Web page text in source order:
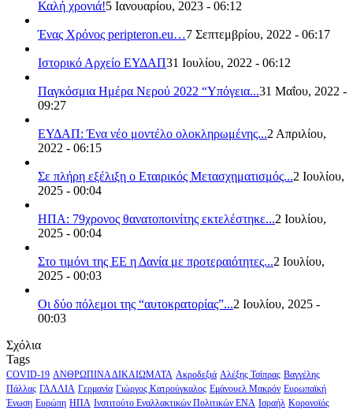
Καλή χρονιά!5 Ιανουαρίου, 2023 - 06:12
Ένας Χρόνος peripteron.eu…7 Σεπτεμβρίου, 2022 - 06:17
Ιστορικό Αρχείο ΕΥΔΑΠ31 Ιουλίου, 2022 - 06:12
Παγκόσμια Ημέρα Νερού 2022 “Υπόγεια...31 Μαΐου, 2022 -
09:27
ΕΥΔΑΠ: Ένα νέο μοντέλο ολοκληρωμένης...2 Απριλίου,
2022 - 06:15
Σε πλήρη εξέλιξη ο Εταιρικός Μετασχηματισμός...2 Ιουλίου,
2025 - 00:04
ΗΠΑ: 79χρονος θανατοποινίτης εκτελέστηκε...2 Ιουλίου,
2025 - 00:04
Στο τιμόνι της ΕΕ η Δανία με προτεραιότητες...2 Ιουλίου,
2025 - 00:03
Οι δύο πόλεμοι της “αυτοκρατορίας”...2 Ιουλίου, 2025 -
00:03
Σχόλια
Tags
COVID-19 ΑΝΘΡΩΠΙΝΑ ΔΙΚΑΙΩΜΑΤΑ Ακροδεξιά Αλέξης Τσίπρας Βαγγέλης
Πάλλας ΓΑΛΛΙΑ Γερμανία Γιώργος Κατρούγκαλος Εμάνουελ Μακρόν Ευρωπαϊκή
Ένωση Ευρώπη ΗΠΑ Ινστιτούτο Εναλλακτικών Πολιτικών ΕΝΑ Ισραήλ Κορονοϊός